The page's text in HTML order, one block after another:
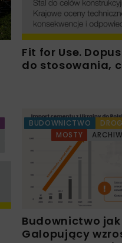
Fit for Use.
do stosowania,
BUDOWNICTWO
MOSTY
Budownictwo
Galopujący
cementu z